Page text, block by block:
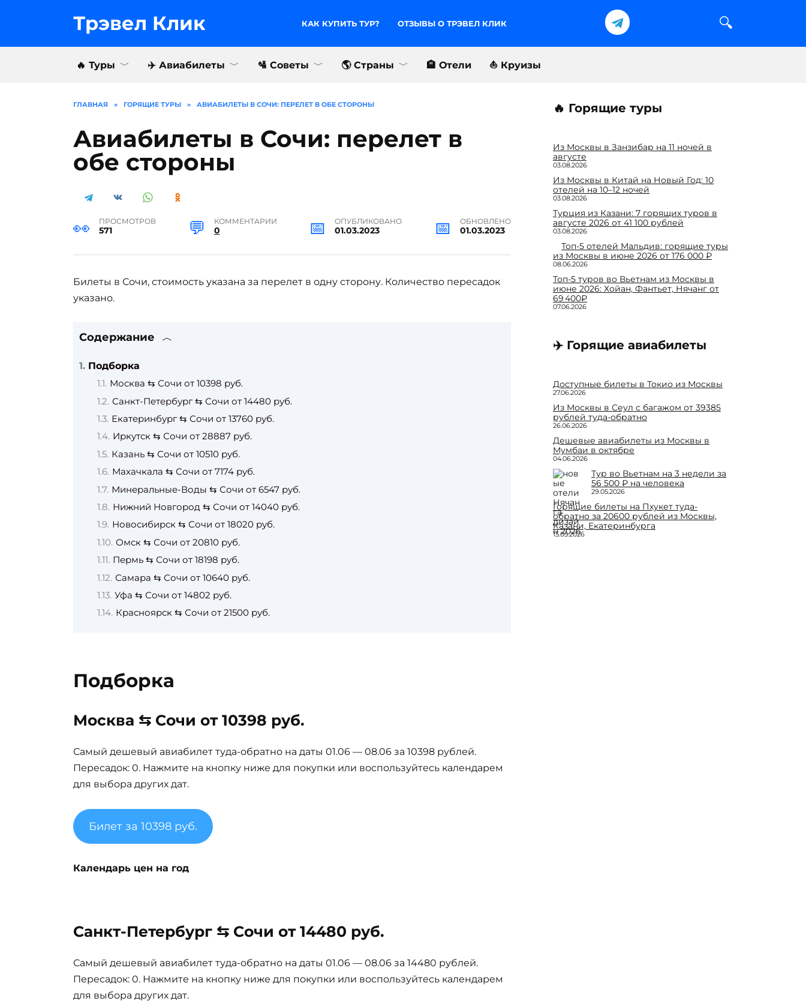
Трэвел Клик КАК КУПИТЬ ТУР? ОТЗЫВЫ О ТРЭВЕЛ КЛИК
🔥 Туры ✈️ Авиабилеты 🛂 Советы 🌎 Страны 🏨 Отели ⛵️ Круизы
ГЛАВНАЯ » ГОРЯЩИЕ ТУРЫ » АВИАБИЛЕТЫ В СОЧИ: ПЕРЕЛЕТ В ОБЕ СТОРОНЫ
Авиабилеты в Сочи: перелет в
обе стороны
ПРОСМОТРОВ
571
КОММЕНТАРИИ
0
ОПУБЛИКОВАНО
01.03.2023
ОБНОВЛЕНО
01.03.2023
Билеты в Сочи, стоимость указана за перелет в одну сторону. Количество пересадок
указано.
Содержание
Подборка
Москва ⇆ Сочи от 10398 руб.
Санкт-Петербург ⇆ Сочи от 14480 руб.
Екатеринбург ⇆ Сочи от 13760 руб.
Иркутск ⇆ Сочи от 28887 руб.
Казань ⇆ Сочи от 10510 руб.
Махачкала ⇆ Сочи от 7174 руб.
Минеральные-Воды ⇆ Сочи от 6547 руб.
Нижний Новгород ⇆ Сочи от 14040 руб.
Новосибирск ⇆ Сочи от 18020 руб.
Омск ⇆ Сочи от 20810 руб.
Пермь ⇆ Сочи от 18198 руб.
Самара ⇆ Сочи от 10640 руб.
Уфа ⇆ Сочи от 14802 руб.
Красноярск ⇆ Сочи от 21500 руб.
Подборка
Москва ⇆ Сочи от 10398 руб.
Самый дешевый авиабилет туда-обратно на даты 01.06 — 08.06 за 10398 рублей.
Пересадок: 0. Нажмите на кнопку ниже для покупки или воспользуйтесь календарем
для выбора других дат.
Билет за 10398 руб.
Календарь цен на год
Санкт-Петербург ⇆ Сочи от 14480 руб.
Самый дешевый авиабилет туда-обратно на даты 01.06 — 08.06 за 14480 рублей.
Пересадок: 0. Нажмите на кнопку ниже для покупки или воспользуйтесь календарем
для выбора других дат.
🔥 Горящие туры
Из Москвы в Занзибар на 11 ночей в
августе
03.08.2026
Из Москвы в Китай на Новый Год: 10
отелей на 10–12 ночей
03.08.2026
Турция из Казани: 7 горящих туров в
августе 2026 от 41 100 рублей
03.08.2026
Топ-5 отелей Мальдив: горящие туры
из Москвы в июне 2026 от 176 000 ₽
08.06.2026
Топ-5 туров во Вьетнам из Москвы в
июне 2026: Хойан, Фантьет, Нячанг от
69 400₽
07.06.2026
✈️ Горящие авиабилеты
Доступные билеты в Токио из Москвы
27.06.2026
Из Москвы в Сеул с багажом от 39385
рублей туда-обратно
26.06.2026
Дешевые авиабилеты из Москвы в
Мумбаи в октябре
04.06.2026
Тур во Вьетнам на 3 недели за
56 500 ₽ на человека
29.05.2026
Горящие билеты на Пхукет туда-
обратно за 20600 рублей из Москвы,
Казани, Екатеринбурга
15.05.2026